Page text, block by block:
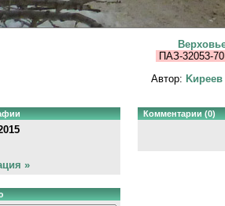
ПАЗ-32053-
Автор:
»
Комментарии (0)